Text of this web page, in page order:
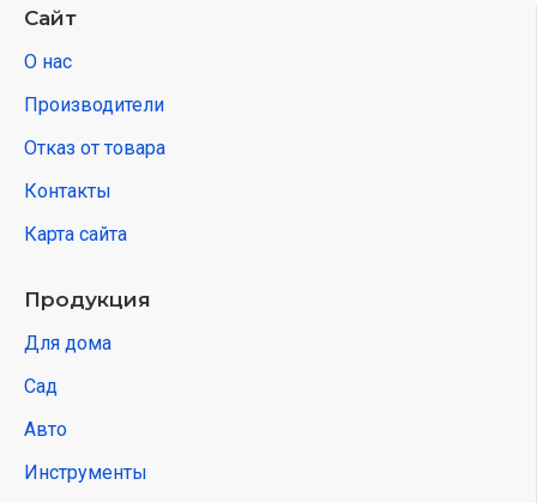
Сайт
О нас
Производители
Отказ от товара
Контакты
Карта сайта
Продукция
Для дома
Сад
Авто
Инструменты